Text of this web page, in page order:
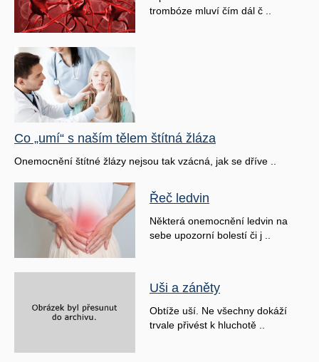
trombóze mluví čím dál č ..
Co „umí“ s naším tělem štítná žláza
Onemocnění štítné žlázy nejsou tak vzácná, jak se dříve ..
Řeč ledvin
Některá onemocnění ledvin na
sebe upozorní bolestí či j ..
Uši a záněty
Obtíže uší. Ne všechny dokáží
trvale přivést k hluchotě ..